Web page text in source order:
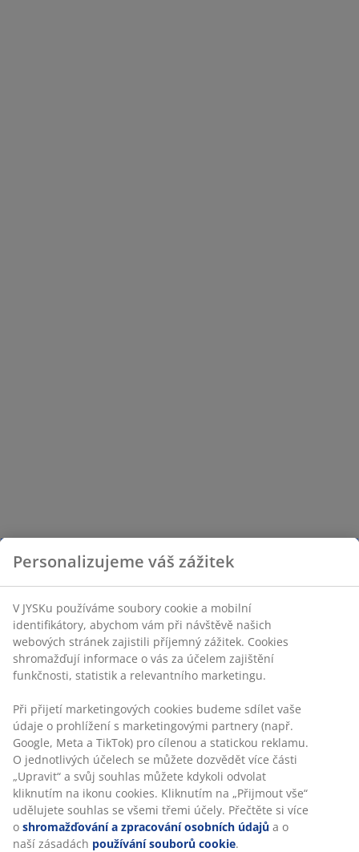
Personalizujeme váš zážitek
V JYSKu používáme soubory cookie a mobilní
identifikátory, abychom vám při návštěvě našich
webových stránek zajistili příjemný zážitek. Cookies
shromažďují informace o vás za účelem zajištění
funkčnosti, statistik a relevantního marketingu.
Při přijetí marketingových cookies budeme sdílet vaše
údaje o prohlížení s marketingovými partnery (např.
Google, Meta a TikTok) pro cílenou a statickou reklamu.
O jednotlivých účelech se můžete dozvědět více části
„Upravit“ a svůj souhlas můžete kdykoli odvolat
kliknutím na ikonu cookies. Kliknutím na „Přijmout vše“
udělujete souhlas se všemi třemi účely. Přečtěte si více
o shromažďování a zpracování osobních údajů a o
naší zásadách používání souborů cookie.